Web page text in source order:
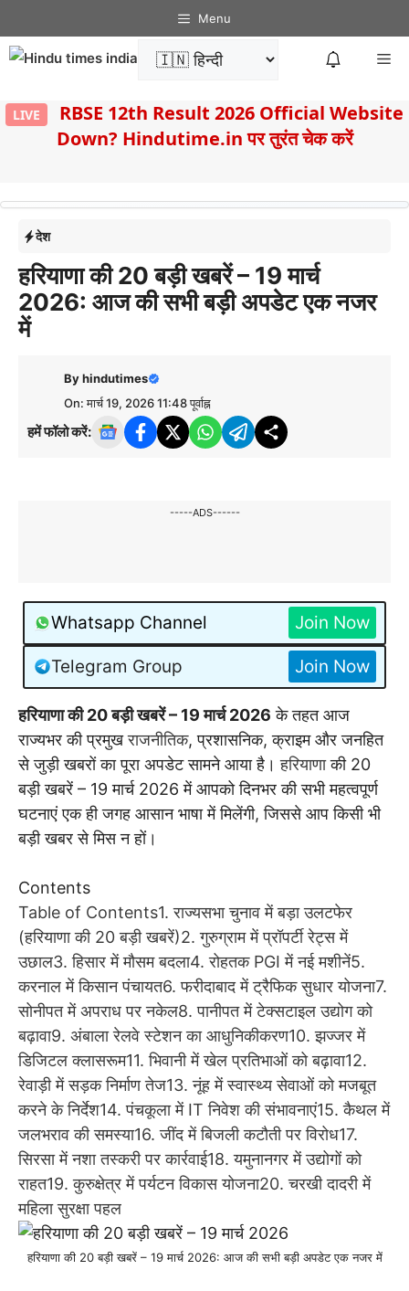
to
content
Menu
LIVE
RBSE 12th Result 2026 Official Website
Down? Hindutime.in पर तुरंत चेक करें
देश
हरियाणा की 20 बड़ी खबरें – 19 मार्च
2026: आज की सभी बड़ी अपडेट एक नजर
में
Byhindutimes
On: मार्च 19, 2026 11:48 पूर्वाह्न
हमें फॉलो करें:
-----ADS------
Whatsapp Channel Join Now
Telegram Group Join Now
हरियाणा की 20 बड़ी खबरें – 19 मार्च 2026 के तहत आज
राज्यभर की प्रमुखराजनीतिक, प्रशासनिक, क्राइम और जनहित
से जुड़ी खबरों का पूरा अपडेट सामने आया है। हरियाणाकी 20
बड़ी खबरें – 19 मार्च 2026 में आपको दिनभर की सभी महत्वपूर्ण
घटनाएं एक ही जगह आसान भाषा में मिलेंगी, जिससे आप किसी भी
बड़ी खबर से मिस न हों।
Contents
Table of Contents1. राज्यसभा चुनाव में बड़ा उलटफेर
(हरियाणा की 20 बड़ी खबरें)2. गुरुग्राम में प्रॉपर्टी रेट्स में
उछाल3. हिसार में मौसम बदला4. रोहतक PGI में नई मशीनें5.
करनाल में किसान पंचायत6. फरीदाबाद में ट्रैफिक सुधार योजना7.
सोनीपत में अपराध पर नकेल8. पानीपत में टेक्सटाइल उद्योग को
बढ़ावा9. अंबाला रेलवे स्टेशन का आधुनिकीकरण10. झज्जर में
डिजिटल क्लासरूम11. भिवानी में खेल प्रतिभाओं को बढ़ावा12.
रेवाड़ी में सड़क निर्माण तेज13. नूंह में स्वास्थ्य सेवाओं को मजबूत
करने के निर्देश14. पंचकूला में IT निवेश की संभावनाएं15. कैथल में
जलभराव की समस्या16. जींद में बिजली कटौती पर विरोध17.
सिरसा में नशा तस्करी पर कार्रवाई18. यमुनानगर में उद्योगों को
राहत19. कुरुक्षेत्र में पर्यटन विकास योजना20. चरखी दादरी में
महिला सुरक्षा पहल
हरियाणा की 20 बड़ी खबरें – 19 मार्च 2026: आज की सभी बड़ी अपडेट एक नजर में